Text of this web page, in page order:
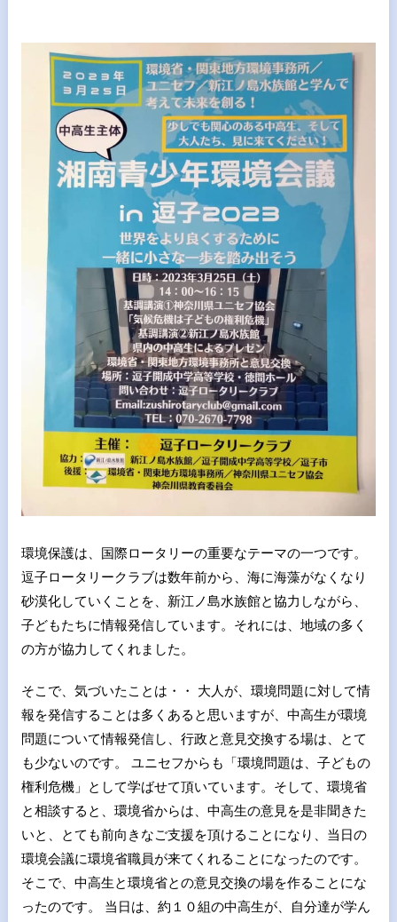
環境保護は、国際ロータリーの重要なテーマの一つです。
逗子ロータリークラブは数年前から、海に海藻がなくなり
砂漠化していくことを、新江ノ島水族館と協力しながら、
子どもたちに情報発信しています。それには、地域の多く
の方が協力してくれました。
そこで、気づいたことは・・ 大人が、環境問題に対して情
報を発信することは多くあると思いますが、中高生が環境
問題について情報発信し、行政と意見交換する場は、とて
も少ないのです。 ユニセフからも「環境問題は、子どもの
権利危機」として学ばせて頂いています。そして、環境省
と相談すると、環境省からは、中高生の意見を是非聞きた
いと、とても前向きなご支援を頂けることになり、当日の
環境会議に環境省職員が来てくれることになったのです。
そこで、中高生と環境省との意見交換の場を作ることにな
ったのです。 当日は、約１０組の中高生が、自分達が学ん